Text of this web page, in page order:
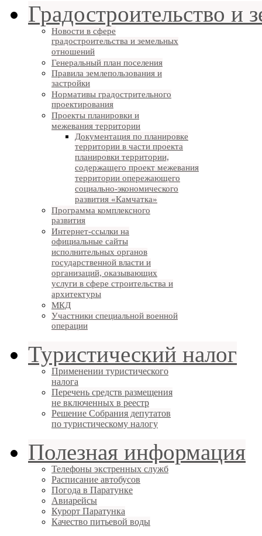
Градостроительство и
Новости в сфере
градостроительства и земельных
отношений
Генеральный план поселения
Правила землепользования и
застройки
Нормативы градострительного
проектирования
Проекты планировки и
межевания территории
Документация по планировке
территории в части проекта
планировки территории,
содержащего проект межевания
территории опережающего
социально-экономического
развития «Камчатка»
Программа комплексного
развития
Интернет-ссылки на
официальные сайты
исполнительных органов
государственной власти и
организаций, оказывающих
услуги в сфере строительства и
архитектуры
МКД
Участники специальной военной
операции
Туристический налог
Применении туристического
налога
Перечень средств размещения
не включенных в реестр
Решение Собрания депутатов
по туристическому налогу
Полезная информация
Телефоны экстренных служб
Расписание автобусов
Погода в Паратунке
Авиарейсы
Курорт Паратунка
Качество питьевой воды